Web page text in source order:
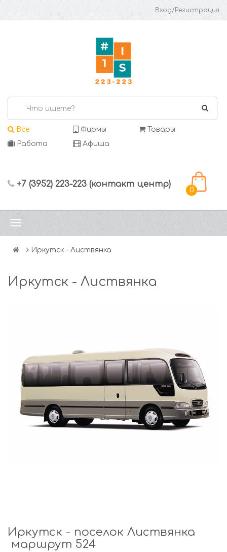
Вход/Регистрация
Все Фирмы
Товары
Работа
Афиша
+7 (3952) 223-223 (контакт центр)
0
Иркутск - Листвянка
Иркутск - Листвянка
Иркутск - поселок Листвянка
маршрут 524